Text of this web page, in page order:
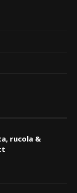
rucola &